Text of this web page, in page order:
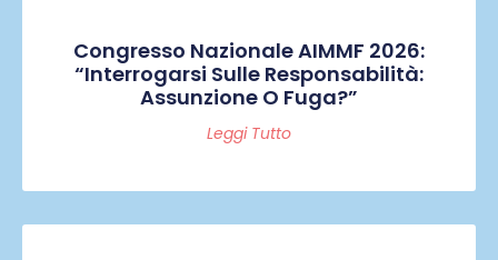
Congresso Nazionale AIMMF 2026:
“Interrogarsi Sulle Responsabilità:
Assunzione O Fuga?”
Leggi Tutto